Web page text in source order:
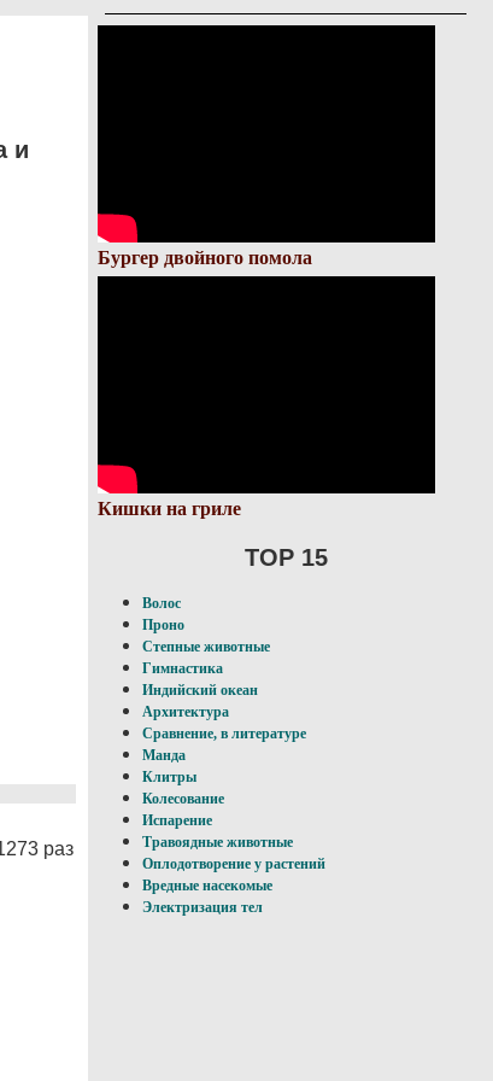
и
раз
Бургер двойного помола
Кишки на гриле
TOP 15
Волос
Проно
Степные животные
Гимнастика
Индийский океан
Архитектура
Сравнение, в литературе
Манда
Клитры
Колесование
Испарение
Травоядные животные
Оплодотворение у pacтений
Вредные насекомые
Электризация тел